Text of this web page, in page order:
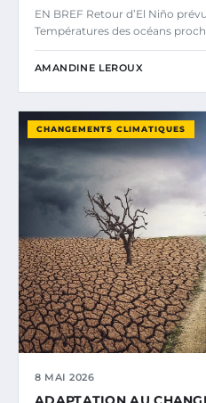
EN BREF Retour d’El Niño
Températures des océans
AMANDINE LEROUX
CHANGEMENTS CLIMATIQUES
8 MAI 2026